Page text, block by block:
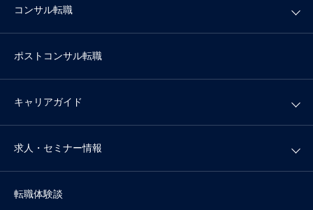
コンサル転職
ポストコンサル転職
キャリアガイド
求人・セミナー情報
転職体験談